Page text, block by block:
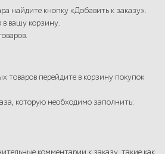
найдите кнопку «Добавить к заказу».
вашу корзину.
товаров перейдите в корзину покупок
которую необходимо заполнить:
комментарии к заказу, такие как